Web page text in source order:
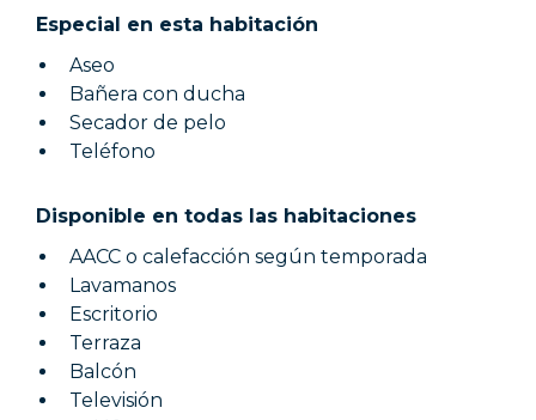
Especial en esta habitación
Aseo
Bañera con ducha
Secador de pelo
Teléfono
Disponible en todas las habitaciones
AACC o calefacción según temporada
Lavamanos
Escritorio
Terraza
Balcón
Televisión